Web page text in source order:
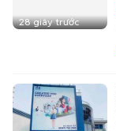
28 giây trước